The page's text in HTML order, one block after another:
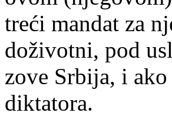
treći mandat za
doživotni, pod
zove Srbija, i
diktatora.